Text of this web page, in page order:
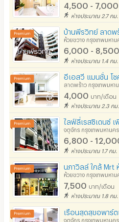
4,500 - 7,000
ห่างประมาณ 2.7 กม.
บ้านพีรวิทย์ ลาดพ
ห้วยขวาง กรุงเทพมหาน
6,000 - 8,500
ห่างประมาณ 1.4 กม.
อีเอสวี แมนชั่น โ
ลาดพร้าว กรุงเทพมหา
4,000 บาท/เดือน
ห่างประมาณ 2.3 กม.
จตุจักร กรุงเทพมหานคร
6,800 -
ห่างประมาณ 1.7 กม.
นภาวิลล์ ใกล้ Mrt
ห้วยขวาง กรุงเทพมหาน
7,500 บาท/เดือน
ห่างประมาณ 1.8 กม.
เรือนสุดสุขอพาร์ต
จตุจักร กรุงเทพมหานคร